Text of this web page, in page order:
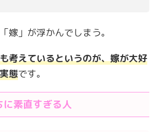
嫁」が浮かんでしまう。
考えているというのが、嫁が大好
態です。
に素直すぎる人